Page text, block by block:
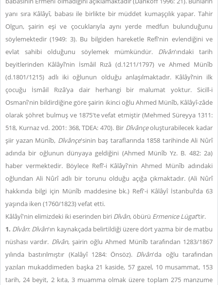
yanı sıra Kâlâyî, babası ile birlikte bir müddet kumaşçılık yapar. Tahir
Olgun, şairin eşi ve çocuklarıyla aynı yerde medfun bulunduğunu
söylemektedir (1949: 3). Bu bilgiden hareketle Refî'nin evlendiğini ve
evlat sahibi olduğunu söylemek mümkündür. Dîvân'ındaki tarih
beyitlerinden Kâlâyî’nin İsmâil Rızâ (d.1211/1797) ve Ahmed Münîb
(d.1801/1215) adlı iki oğlunun olduğu anlaşılmaktadır. Kâlâyî’nin ilk
çocuğu İsmâil Rızâ’ya dair herhangi bir malumat yoktur. Sicill-i
Osmanî'nin bildirdiğine göre şairin ikinci oğlu Ahmed Münîb, Kâlâyî-zâde
olarak şöhret bulmuş ve 1875'te vefat etmiştir (Mehmed Süreyya 1311:
518, Kurnaz vd. 2001: 368, TDEA: 470). Bir Dîvânçeoluşturabilecek kadar
şiir yazan Münîb, Dîvânçe'sinin baş taraflarında 1858 tarihinde Ali Nûrî
adında bir oğlunun dünyaya geldiğini (Ahmed Münîb Yz. B. 482: 2a)
haber vermektedir. Böylece Refî’-i Kâlâyî'nin Ahmed Münîb adındaki
oğlundan Ali Nûrî adlı bir torunu olduğu açığa çıkmaktadır. (Ali Nûrî
hakkında bilgi için Münîb maddesine bk.) Refî'-i Kâlâyî İstanbul’da 63
yaşında iken (1760/1823) vefat etti.
Kâlâyî'nin elimizdeki iki eserinden biri Dîvân, öbürü Ermenice Lügat’tir.
1. Dîvân: Dîvân'ın kaynakçada belirtildiği üzere dört yazma bir de matbu
nüshası vardır. Dîvân, şairin oğlu Ahmed Münîb tarafından 1283/1867
yılında bastırılmıştır (Kalâyî 1284: Önsöz). Dîvân'da oğlu tarafından
yazılan mukaddimeden başka 21 kaside, 57 gazel, 10 musammat, 153
tarih, 24 beyit, 2 kıta, 3 muamma olmak üzere toplam 275 manzume